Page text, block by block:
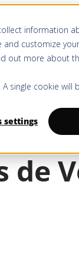
information
customize
out more about
single cookie
settings
Solutions
de